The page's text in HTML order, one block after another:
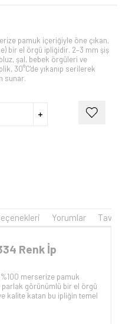
pamuk içeriğiyle öne çıkan,
bir el örgü ipliğidir. 2–3 mm şiş
şal, bebek örgüleri ve
30°C'de yıkanıp serilerek
sunar.
Yorumlar
Renk İp
%100 merserize pamuk
parlak görünümlü bir el örgü
kalite katan bu ipliğin temel